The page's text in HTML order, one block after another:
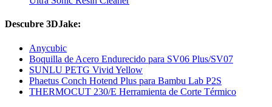
Descubre 3DJake:
Anycubic
Boquilla de Acero Endurecido para SV06 Plus/SV07
SUNLU PETG Vivid Yellow
Phaetus Conch Hotend Plus para Bambu Lab P2S
THERMOCUT 230/E Herramienta de Corte Térmico